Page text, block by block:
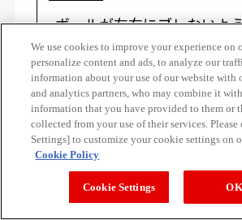
ボールが左右にブレないよ
詳しくはこちら
We use cookies to improve your experience on
personalize content and ads, to analyze our
information about your use of our website with
and analytics partners, who may combine it
information that you have provided to them or
collected from your use of their services.
Settings] to customize your cookie settings on
Cookie Policy
Cookie Settings OK